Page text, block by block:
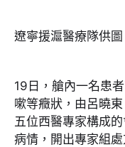
遼寧援滬醫療隊供圖
19日，艙內一名患
嗽等癥狀，由呂曉
五位西醫專家構成
病情，開出專家組